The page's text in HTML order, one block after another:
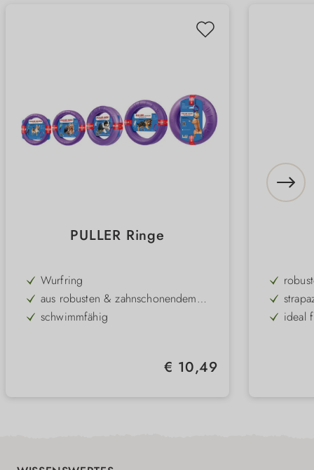
PULLER Ringe
Wurfring
aus robusten & zahnschonendem
Material
schwimmfähig
Regulärer Preis:
€ 10,49
ideal